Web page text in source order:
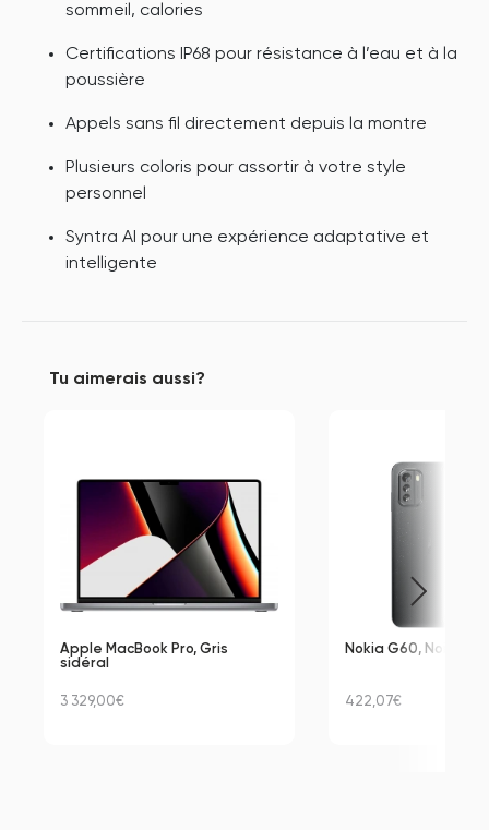
sommeil, calories
Certifications IP68 pour résistance à l’eau et à la
poussière
Appels sans fil directement depuis la montre
Plusieurs coloris pour assortir à votre style
personnel
Syntra AI pour une expérience adaptative et
intelligente
Tu aimerais aussi?
Apple MacBook Pro, Gris
sidéral
3 329,00€
Nokia G60, Noir, 128
422,07€